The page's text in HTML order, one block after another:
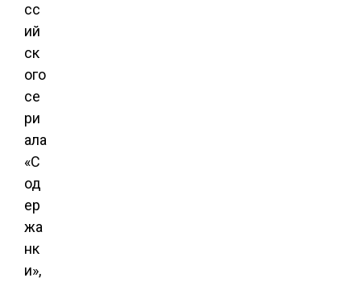
сс
ий
ск
ого
се
ри
ала
«С
од
ер
жа
нк
и»,